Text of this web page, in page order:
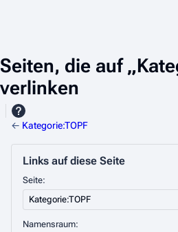
Seiten, die auf
verlinken
← Kategorie:TOPF
Links auf diese Seite
Seite:
Namensraum: